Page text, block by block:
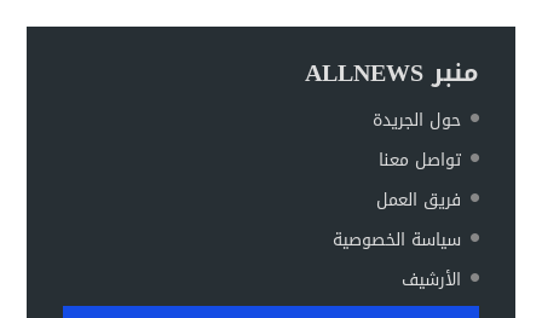
منبر ALLNEWS
حول الجريدة
تواصل معنا
فريق العمل
سياسة الخصوصية
الأرشيف